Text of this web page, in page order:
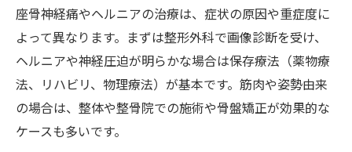
座骨神経痛やヘルニアの治療は、症状の原因や重症度に
よって異なります。まずは整形外科で画像診断を受け、
ヘルニアや神経圧迫が明らかな場合は保存療法（薬物療
法、リハビリ、物理療法）が基本です。筋肉や姿勢由来
の場合は、整体や整骨院での施術や骨盤矯正が効果的な
ケースも多いです。